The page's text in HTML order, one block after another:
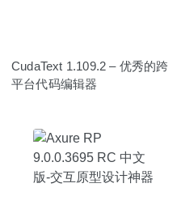
CudaText 1.109.2 – 优秀的跨
平台代码编辑器